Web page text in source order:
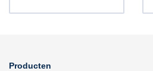
Producten